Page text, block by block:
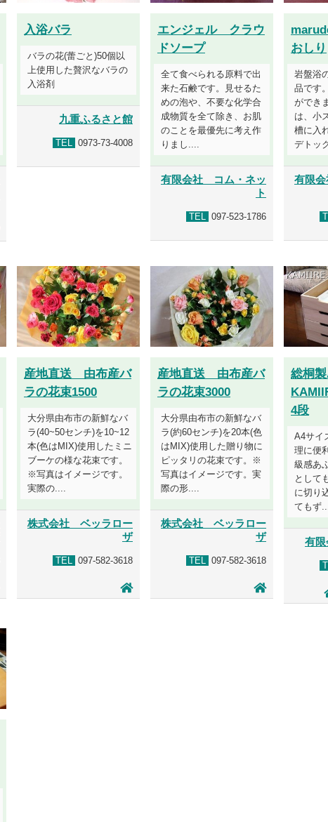
入浴バラ
バラの花(蕾ごと)50個以
上使用した贅沢なバラの
入浴剤
九重ふるさと館
TEL 0973-73-4008
エンジェル クラウ
ドソープ
全て食べられる原料で出
来た石鹸です。見せるた
めの泡や、不要な化学合
成物質を全て除き、お肌
のことを最優先に考え作
りまし....
有限会社 コム・ネッ
ト
TEL 097-523-1786
おしり
岩盤浴
品です
ができ
は、小
槽に入
デトッ
有限
産地直送 由布産バ
ラの花束1500
大分県由布市の新鮮なバ
ラ(40~50センチ)を10~12
本(色はMIX)使用したミニ
ブーケの様な花束です。
※写真はイメージです。
実際の....
株式会社 ベッラロー
ザ
TEL 097-582-3618
産地直送 由布産バ
ラの花束3000
大分県由布市の新鮮なバ
ラ(約60センチ)を20本(色
はMIX)使用した贈り物に
ピッタリの花束です。※
写真はイメージです。実
際の形....
株式会社 ベッラロー
ザ
TEL 097-582-3618
総桐
4段
A4サイ
理に便
級感あ
として
に切り
てもず
有